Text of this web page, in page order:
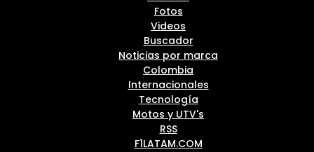
Fotos
Videos
Buscador
Noticias por marca
Colombia
Internacionales
Tecnología
Motos y UTV's
RSS
F1LATAM.COM